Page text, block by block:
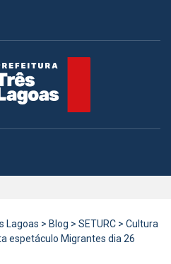
Lagoas > Blog > SETURC > Cultura
espetáculo Migrantes dia 26